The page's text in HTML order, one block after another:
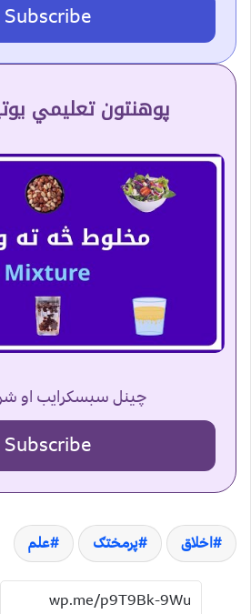
Subscribe
پوهنتون تعلیمي
چینل سبسکرایب او
Subscribe
اخلاق پرمختګ علم